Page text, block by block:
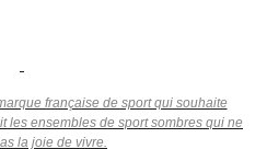
française de sport qui souhaite
les ensembles de sport sombres qui ne
la joie de vivre.